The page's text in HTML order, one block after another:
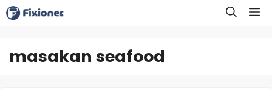
Langsung
ke
masakan seafood